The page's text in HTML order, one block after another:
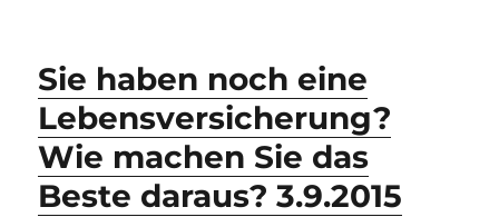
Sie haben noch eine
Lebensversicherung?
Wie machen Sie das
Beste daraus? 3.9.2015